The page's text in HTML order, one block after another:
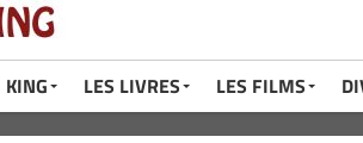
KING LES LIVRES LES FILMS